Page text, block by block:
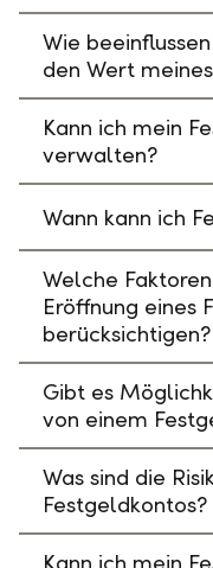
Wie
den Wert
Kann ich mein
verwalten?
Wann kann ich
Welche
Eröffnung eines
berücksichtigen?
Gibt es
von einem
Was sind die
Festgeldkontos?